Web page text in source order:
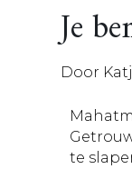
Je
Door
te